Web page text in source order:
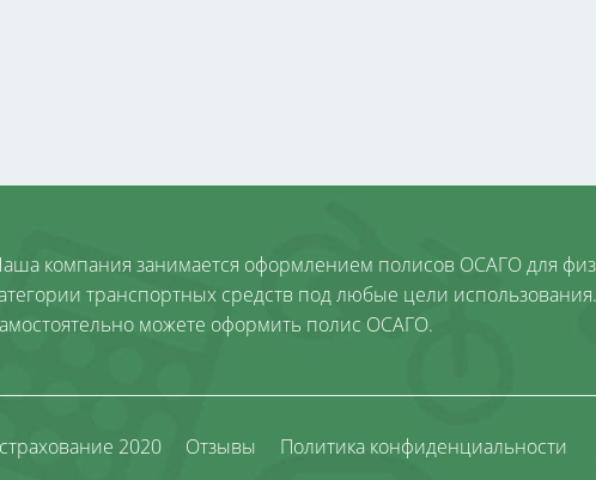
компания занимается оформлением полисов ОСАГО для
транспортных средств под любые цели
можете оформить полис ОСАГО.
2020 Отзывы Политика конфиденциальности